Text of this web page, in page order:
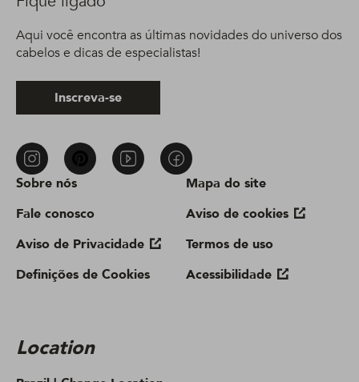
Sobre nós
Fale conosco
Aviso de Privacidade
Definições de Cookies
Mapa do site
Aviso de cookies
Termos de uso
Acessibilidade
Location
Aqui você encontra as últimas novidades do universo dos
cabelos e dicas de especialistas!
Inscreva-se